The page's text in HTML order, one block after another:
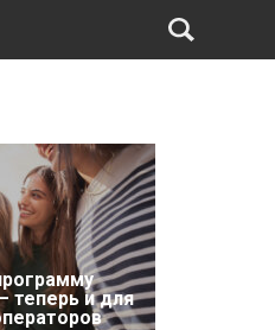
теперь и для